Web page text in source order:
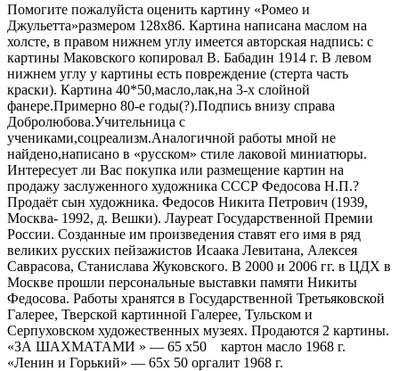
Помогите пожалуйста оценить картину «Ромео и
Джульетта»размером 128х86. Картина написана маслом на
холсте, в правом нижнем углу имеется авторская надпись: с
картины Маковского копировал В. Бабадин 1914 г. В левом
нижнем углу у картины есть повреждение (стерта часть
краски). Картина 40*50,масло,лак,на 3-х слойной
фанере.Примерно 80-е годы(?).Подпись внизу справа
Добролюбова.Учительница с
учениками,соцреализм.Аналогичной работы мной не
найдено,написано в «русском» стиле лаковой миниатюры.
Интересует ли Вас покупка или размещение картин на
продажу заслуженного художника СССР Федосова Н.П.?
Продаёт сын художника. Федосов Никита Петрович (1939,
Москва- 1992, д. Вешки). Лауреат Государственной Премии
России. Созданные им произведения ставят его имя в ряд
великих русских пейзажистов Исаака Левитана, Алексея
Саврасова, Станислава Жуковского. В 2000 и 2006 гг. в ЦДХ в
Москве прошли персональные выставки памяти Никиты
Федосова. Работы хранятся в Государственной Третьяковской
Галерее, Тверской картинной Галерее, Тульском и
Серпуховском художественных музеях. Продаются 2 картины.
«ЗА​ ШАХМАТАМИ » — 65 х50​ ​ ​ ​ картон масло 1968 г.
«Ленин и Горький» — 65х 50 оргалит 1968 г.